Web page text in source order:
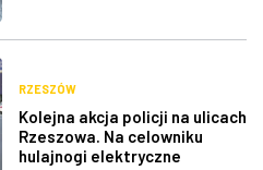
RZESZÓW
Kolejna akcja policji na ulicach
Rzeszowa. Na celowniku
hulajnogi elektryczne